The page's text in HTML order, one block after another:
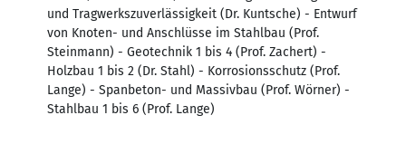
und Tragwerkszuverlässigkeit (Dr. Kuntsche) - Entwurf
von Knoten- und Anschlüsse im Stahlbau (Prof.
Steinmann) - Geotechnik 1 bis 4 (Prof. Zachert) -
Holzbau 1 bis 2 (Dr. Stahl) - Korrosionsschutz (Prof.
Lange) - Spanbeton- und Massivbau (Prof. Wörner) -
Stahlbau 1 bis 6 (Prof. Lange)